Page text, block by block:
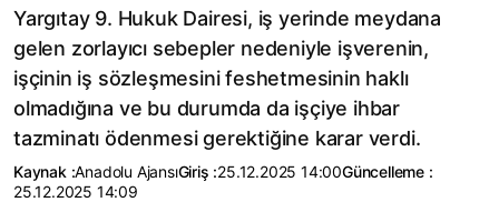
Yargıtay 9. Hukuk Dairesi, iş yerinde meydana
gelen zorlayıcı sebepler nedeniyle işverenin,
işçinin iş sözleşmesini feshetmesinin haklı
olmadığına ve bu durumda da işçiye ihbar
tazminatı ödenmesi gerektiğine karar verdi.
Kaynak :Anadolu AjansıGiriş :25.12.2025 14:00Güncelleme :
25.12.2025 14:09